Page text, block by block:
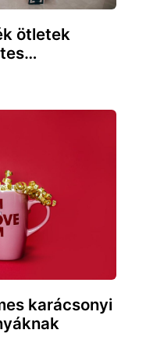
ötletek
karácsonyi